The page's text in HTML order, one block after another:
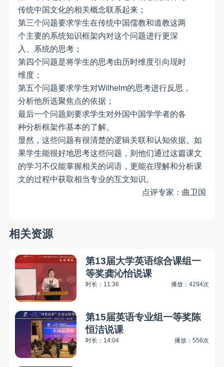
传统中国文化的相关概念联系起来；
第三个问题要求学生在传统中国儒教和道教这两
个主要的系统知识框架内对这个问题进行更深
入、系统的思考；
第四个问题是将学生的思考由历时维度引向现时
维度；
第五个问题要求学生对Wilhelm的思考进行反思，
分析他所选聚焦点的依据；
最后一个问题则要求学生对外国中国学学者的各
种分析框架作基本的了解。
显然，这些问题有很清楚的逻辑关联和认知依据。如
果学生能很好地思考这些问题，则他们通过这篇课文
的学习不仅能掌握相关的词语，更能在理解和分析课
文的过程中获取相当专业的互文知识。
点评专家： 曲卫国
相关资源
第13届大学英语综合课组一
等奖龚沁怡说课
时长：11:36 播放：4294次
第15届英语专业组一等奖陈
恒洁说课
时长：14:04 播放：556次